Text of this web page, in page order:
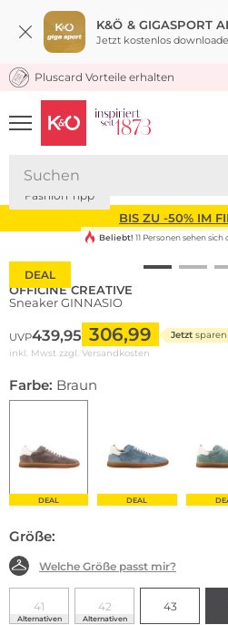
K&Ö & GIGASPORT
Jetzt kostenlos
KOSTENLOSER
Pluscard Vorteile erhalten
UNSERE APP
CLICK &
BIS ZU -50% IM
DEAL
Fashion Tipp
Beliebt! 11 Personen sehen
OFFICINE CREATIVE
Sneaker GINNASIO
UVP439,95 306,99 Jetzt sparen
inkl. Mwst zzgl. Versandkosten
Farbe: Braun
DEAL DEAL
Größe:
Welche Größe passt mir?
41
Alternativen
42
Alternativen
43